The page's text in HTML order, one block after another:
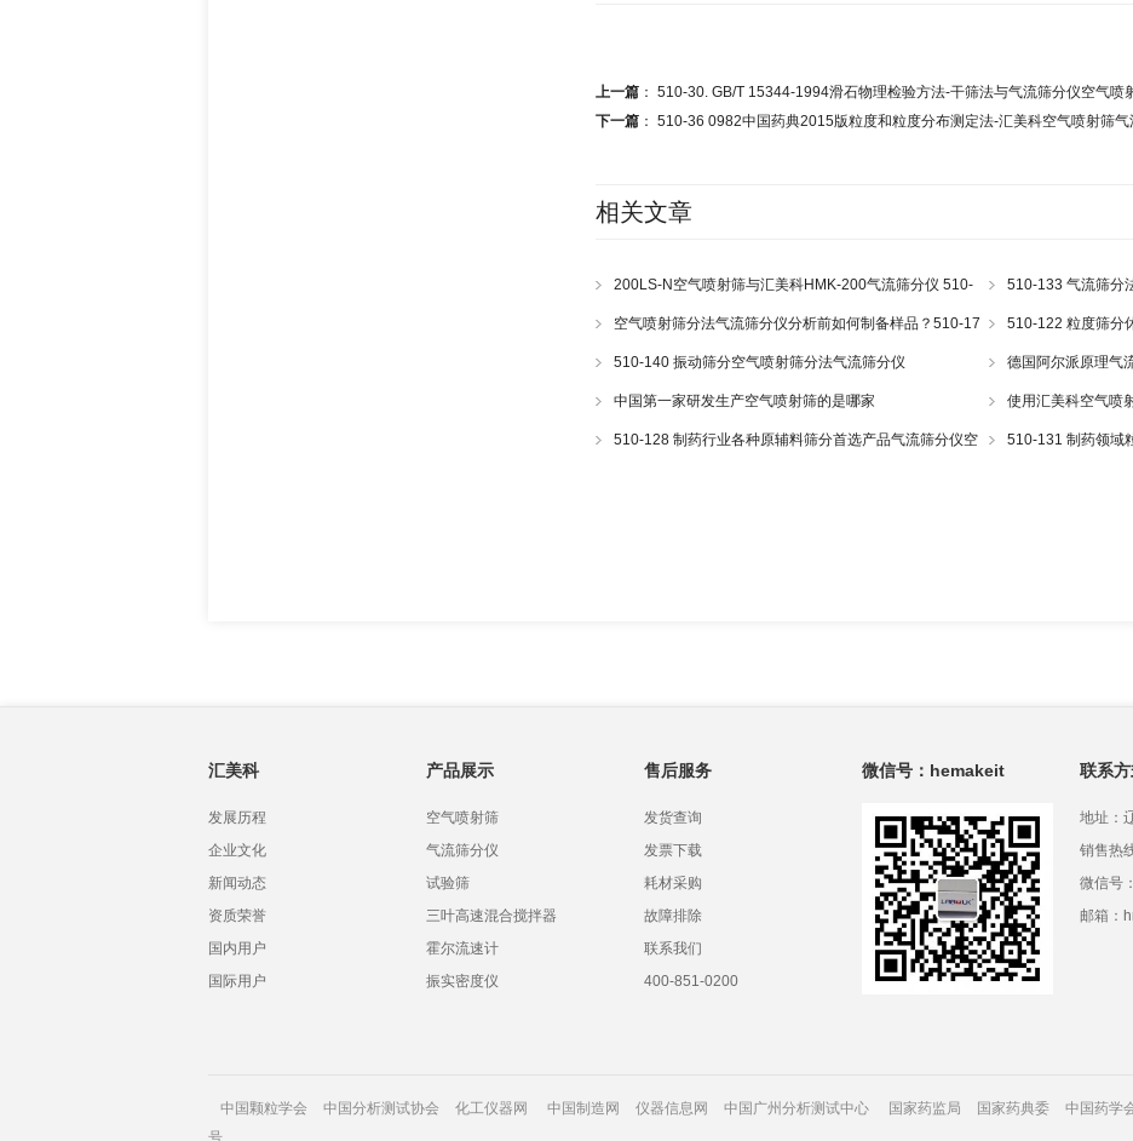
上一篇 ： 510-30. GB/T 15344-1994滑石物理检验方法-干筛法与气流筛分仪空气喷
下一篇 ： 510-36 0982中国药典2015版粒度和粒度分布测定法-汇美科空气喷射筛气
相关文章
200LS-N空气喷射筛与汇美科HMK-200气流筛分仪 510-
510-133 气流筛分
空气喷射筛分法气流筛分仪分析前如何制备样品？510-17 510-122 粒度筛分
510-140 振动筛分空气喷射筛分法气流筛分仪
德国阿尔派原理气
e200LS Hosokawa
中国第一家研发生产空气喷射筛的是哪家 使用汇美科空气喷
510-128 制药行业各种原辅料筛分首选产品气流筛分仪空
510-131 制药领域
汇美科
发展历程
企业文化
新闻动态
资质荣誉
国内用户
国际用户
产品展示
空气喷射筛
气流筛分仪
试验筛
三叶高速混合搅拌器
霍尔流速计
振实密度仪
售后服务
发货查询
发票下载
耗材采购
故障排除
联系我们
400-851-0200
微信号：hemakeit 联系
地址：
销售热
微信号
邮箱：
中国颗粒学会 中国分析测试协会 化工仪器网 中国制造网 仪器信息网 中国广州分析测试中心 国家药监局 国家药典委 中国药学
号